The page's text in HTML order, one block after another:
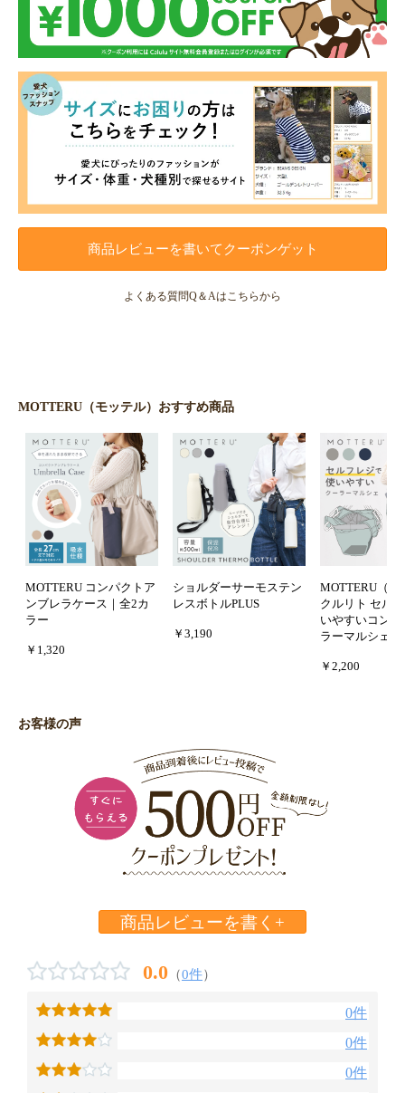
商品レビューを書いてクーポンゲット
よくある質問Q＆Aはこちらから
MOTTERU（モッテル）おすすめ商品
MOTTERU コンパクトア
ンブレラケース｜全2カ
ラー
￥1,320
ショルダーサーモステン
レスボトルPLUS
￥3,190
MOTTERU（モ
クルリト セル
いやすいコン
ラーマルシェバ
￥2,200
お客様の声
商品レビューを書く+
0.0 （0件）
0件
0件
0件